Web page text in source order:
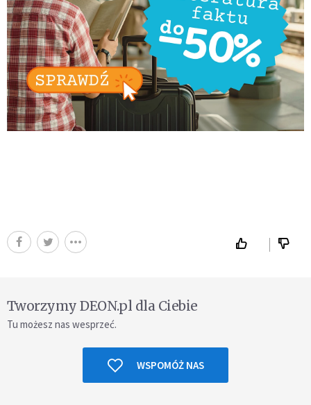
Tworzymy DEON.pl dla Ciebie
Tu możesz nas wesprzeć.
WSPOMÓŻ NAS